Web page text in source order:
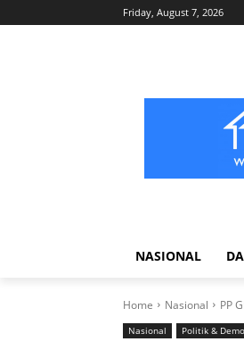
Friday, August 7, 2026
NASIONAL
Home Nasional ​PP
Nasional Politik &